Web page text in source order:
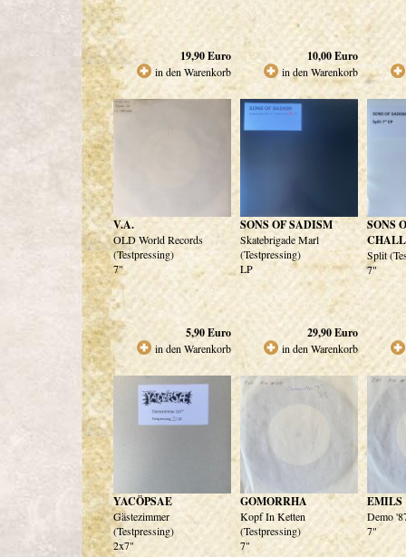
19,90Euro
in den Warenkorb
10,00Euro
in den Warenkorb
V.A.
OLD World Records
(Testpressing)
7"
5,90Euro
in den Warenkorb
SONS OF SADISM
Skatebrigade Marl
(Testpressing)
LP
29,90Euro
in den Warenkorb
SONS
Split
7"
YACÖPSAE
Gästezimmer
(Testpressing)
2x7"
GOMORRHA
Kopf In Ketten
(Testpressing)
7"
EMILS
Demo
7"